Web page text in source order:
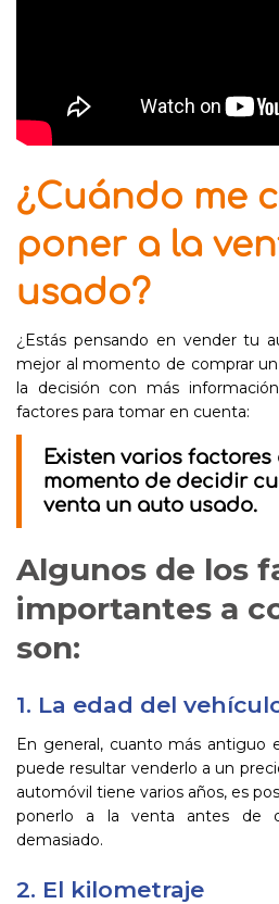
¿Cuándo me
poner a la
usado?
¿Estás pensando en vender tu
mejor al momento de comprar
la decisión con más
factores para tomar en cuenta:
Existen varios
momento de decidir
venta un auto usado.
Algunos de los
importantes a
son:
1. La edad del
En general, cuanto más antiguo
puede resultar venderlo a un
automóvil tiene varios años, es
ponerlo a la venta antes de
demasiado.
2. El kilometraje